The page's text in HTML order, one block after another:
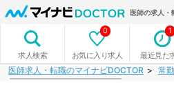
医師の求人・
求人検索 お気に入り求人
0
最近見た
1
医師求人・転職のマイナビDOCTOR 常